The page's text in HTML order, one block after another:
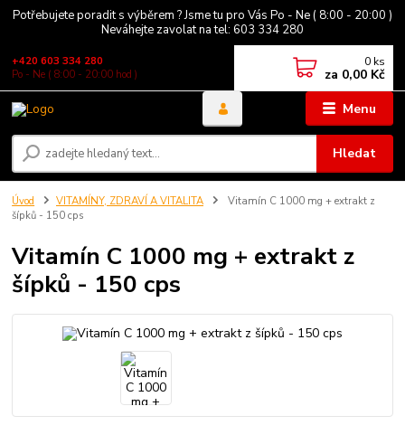
Potřebujete poradit s výběrem ? Jsme tu pro Vás Po - Ne ( 8:00 - 20:00 )
Neváhejte zavolat na tel: 603 334 280
Menu
Hledat
+420 603 334 280
Po - Ne ( 8:00 - 20:00 hod )
0 ks
za 0,00 Kč
Úvod VITAMÍNY, ZDRAVÍ A VITALITA
Vitamín C 1000 mg + extrakt z
šípků - 150 cps
Vitamín C 1000 mg + extrakt z
šípků - 150 cps